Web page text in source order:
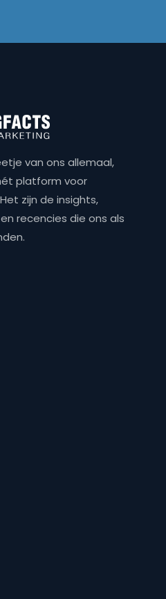
van ons allemaal,
platform voor
zijn de insights,
recencies die ons als